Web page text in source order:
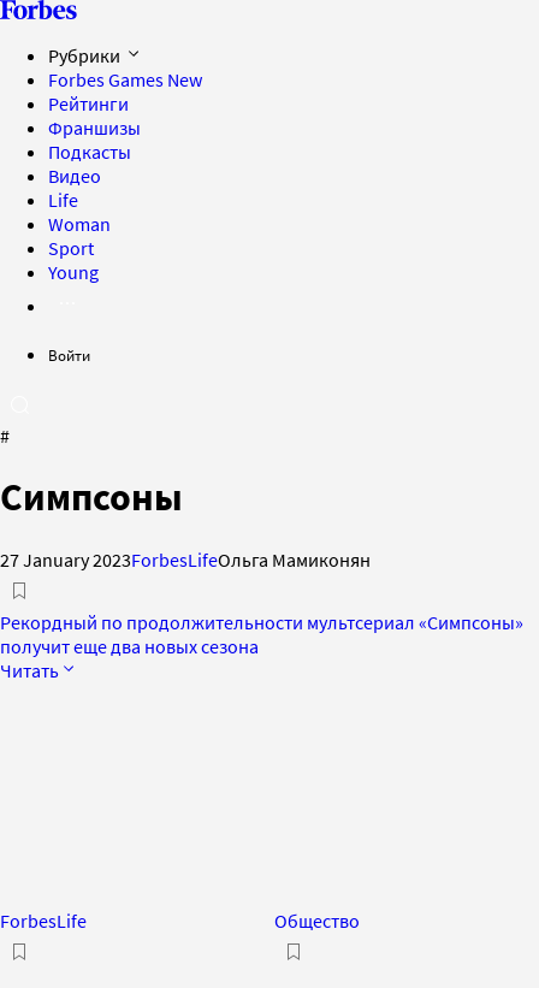
Рубрики
Forbes Games New
Рейтинги
Франшизы
Подкасты
Видео
Life
Woman
Sport
Young
Войти
#
Симпсоны
27 January 2023ForbesLifeОльга Мамиконян
Рекордный по продолжительности мультсериал «Симпсоны»
получит еще два новых сезона
Читать
ForbesLife Общество